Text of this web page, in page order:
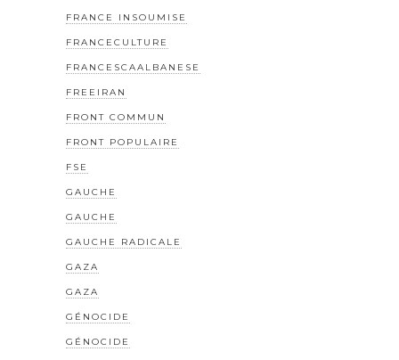
FRANCE INSOUMISE
FRANCECULTURE
FRANCESCAALBANESE
FREEIRAN
FRONT COMMUN
FRONT POPULAIRE
FSE
GAUCHE
GAUCHE
GAUCHE RADICALE
GAZA
GAZA
GÉNOCIDE
GÉNOCIDE